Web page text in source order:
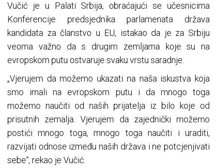
Vučić je u Palati Srbija, obraćajući se učesnicima
Konferencije predsjednika parlamenata država
kandidata za članstvo u EU, istakao da je za Srbiju
veoma važno da s drugim zemljama koje su na
evropskom putu ostvaruje svaku vrstu saradnje.
„Vjerujem da možemo ukazati na naša iskustva koja
smo imali na evropskom putu i da mnogo toga
možemo naučiti od naših prijatelja iz bilo koje od
prisutnih zemalja. Vjerujem da zajednički možemo
postići mnogo toga, mnogo toga naučiti i uraditi,
razvijati odnose između naših država i ne potcjenjivati
sebe“, rekao je Vučić.